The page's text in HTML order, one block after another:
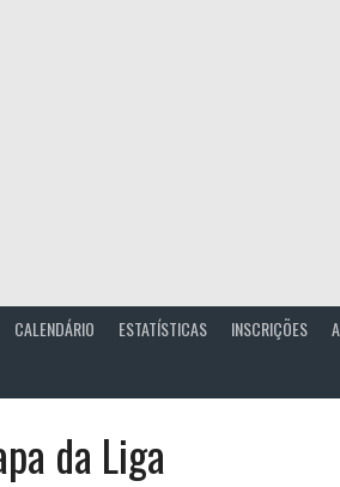
CALENDÁRIO ESTATÍSTICAS INSCRIÇÕES
da Liga